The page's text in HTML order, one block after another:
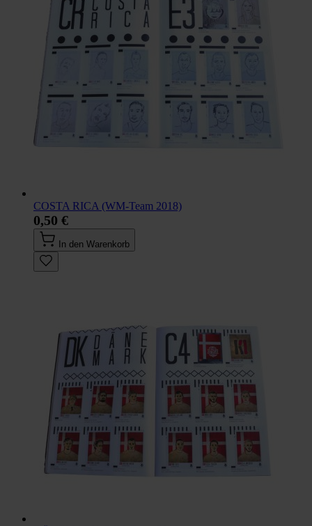
COSTA RICA (WM-Team 2018)
0,50 €
In den Warenkorb